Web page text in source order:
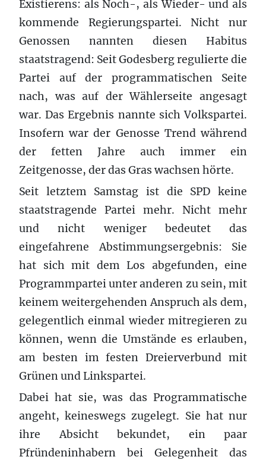
Existierens: als Noch-, als Wieder- und als
kommende Regierungspartei. Nicht nur
Genossen nannten diesen Habitus
staatstragend: Seit Godesberg regulierte die
Partei auf der programmatischen Seite
nach, was auf der Wählerseite angesagt
war. Das Ergebnis nannte sich Volkspartei.
Insofern war der Genosse Trend während
der fetten Jahre auch immer ein
Zeitgenosse, der das Gras wachsen hörte.
Seit letztem Samstag ist die SPD keine
staatstragende Partei mehr. Nicht mehr
und nicht weniger bedeutet das
eingefahrene Abstimmungsergebnis: Sie
hat sich mit dem Los abgefunden, eine
Programmpartei unter anderen zu sein, mit
keinem weitergehenden Anspruch als dem,
gelegentlich einmal wieder mitregieren zu
können, wenn die Umstände es erlauben,
am besten im festen Dreierverbund mit
Grünen und Linkspartei.
Dabei hat sie, was das Programmatische
angeht, keineswegs zugelegt. Sie hat nur
ihre Absicht bekundet, ein paar
Pfründeninhabern bei Gelegenheit das